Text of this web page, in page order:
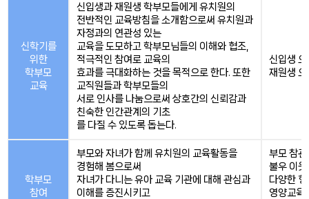
신학기를
위한
학부모
교육
신입생과 재원생 학부모들에게 유치원의
전반적인 교육방침을 소개함으로써 유치원과
자정과의 연관성 있는
교육을 도모하고 학부모님들의 이해와 협조,
적극적인 참여로 교육의
효과를 극대화하는 것을 목적으로 한다. 또한
교직원들과 학부모들의
서로 인사를 나눔으로써 상호간의 신뢰감과
친숙한 인간관계의 기초
를 다질 수 있도록 돕는다.
신입생
재원생
학부모
참여
부모와 자녀가 함께 유치원의 교육활동을
경험해 봄으로써
자녀가 다니는 유아 교육 기관에 대해 관심과
이해를 증진시키고
부모 참관
불우 이
다양한
영양교육